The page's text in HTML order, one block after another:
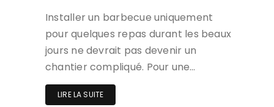
Installer un barbecue uniquement
pour quelques repas durant les beaux
jours ne devrait pas devenir un
chantier compliqué. Pour une…
LIRE LA SUITE